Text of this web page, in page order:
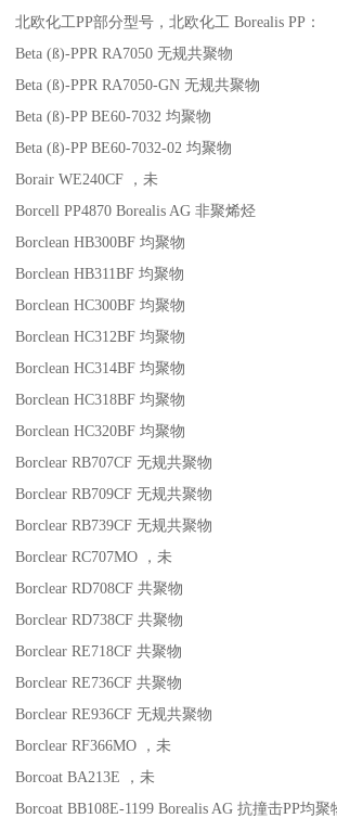
北欧化工PP部分型号，北欧化工 Borealis PP：
Beta (ß)-PPR RA7050 无规共聚物
Beta (ß)-PPR RA7050-GN 无规共聚物
Beta (ß)-PP BE60-7032 均聚物
Beta (ß)-PP BE60-7032-02 均聚物
Borair WE240CF
，未
Borcell PP4870 Borealis AG 非聚烯烃
Borclean HB300BF 均聚物
Borclean HB311BF 均聚物
Borclean HC300BF 均聚物
Borclean HC312BF 均聚物
Borclean HC314BF 均聚物
Borclean HC318BF 均聚物
Borclean HC320BF 均聚物
Borclear RB707CF 无规共聚物
Borclear RB709CF 无规共聚物
Borclear RB739CF 无规共聚物
Borclear RC707MO
，未
Borclear RD708CF 共聚物
Borclear RD738CF 共聚物
Borclear RE718CF 共聚物
Borclear RE736CF 共聚物
Borclear RE936CF 无规共聚物
Borclear RF366MO
，未
Borcoat BA213E
，未
Borcoat BB108E-1199 Borealis AG 抗撞击PP均聚